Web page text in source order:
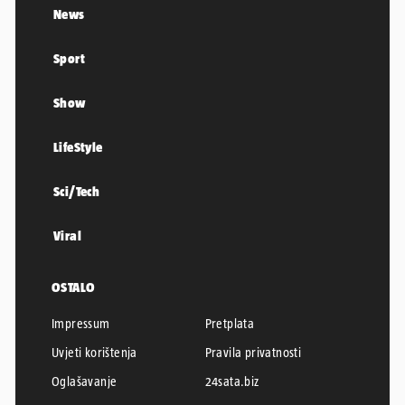
News
Sport
Show
LifeStyle
Sci/Tech
Viral
OSTALO
Impressum
Pretplata
Uvjeti korištenja
Pravila privatnosti
Oglašavanje
24sata.biz